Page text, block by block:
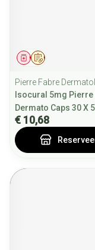
Op voorschrift
Geneesmiddel
Pierre Fabre
Isocural 5mg Pierre
Dermato Caps 30 X
€ 10,68